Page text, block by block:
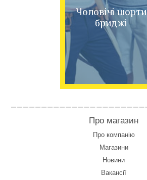
Чоловічі шорти
бриджі
Про магазин
Про компанію
Магазини
Новини
Вакансії